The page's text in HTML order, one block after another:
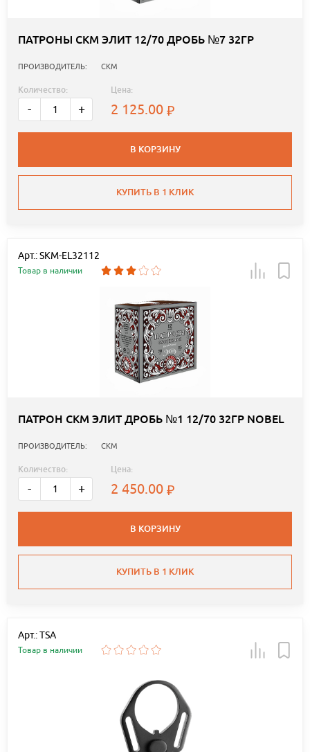
ПАТРОНЫ СКМ ЭЛИТ 12/70 ДРОБЬ №7 32ГР
ПРОИЗВОДИТЕЛЬ: СКМ
Количество:
- +
Цена:
2 125.00
В КОРЗИНУ
КУПИТЬ В 1 КЛИК
Арт.: SKM-EL32112
Товар в наличии
ПАТРОН СКМ ЭЛИТ ДРОБЬ №1 12/70 32ГР NOBEL
ПРОИЗВОДИТЕЛЬ: СКМ
Количество:
- +
Цена:
2 450.00
В КОРЗИНУ
КУПИТЬ В 1 КЛИК
Арт.: TSA
Товар в наличии